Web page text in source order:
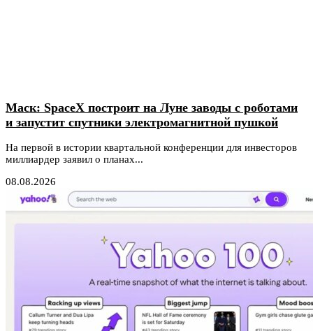
Маск: SpaceX построит на Луне заводы с роботами
и запустит спутники электромагнитной пушкой
На первой в истории квартальной конференции для инвесторов
миллиардер заявил о планах...
08.08.2026